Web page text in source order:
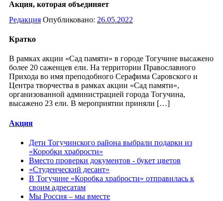
Акция, которая объединяет
Редакция Опубликовано: 26.05.2022
Кратко
В рамках акции «Сад памяти» в городе Тогучине высажено
более 20 саженцев ели. На территории Православного
Прихода во имя преподобного Серафима Саровского и
Центра творчества в рамках акции «Сад памяти»,
организованной администрацией города Тогучина,
высажено 23 ели. В мероприятии приняли […]
Акция
Дети Тогучинского района выбрали подарки из
«Коробки храбрости»
Вместо проверки документов - букет цветов
«Студенческий десант»
В Тогучине «Коробка храбрости» отправилась к
своим адресатам
Мы Россия – мы вместе